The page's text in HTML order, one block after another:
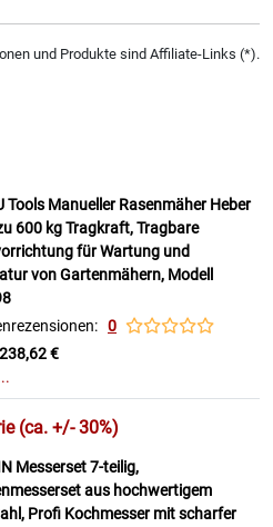
und Produkte sind Affiliate-Links (*).
Tools Manueller Rasenmäher Heber
600 kg Tragkraft, Tragbare
für Wartung und
von Gartenmähern, Modell
0
238,62 €
(ca. +/- 30%)
Messerset 7-teilig,
aus hochwertigem
Profi Kochmesser mit scharfer